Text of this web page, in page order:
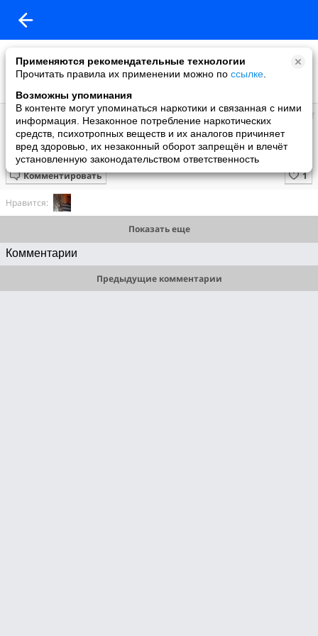
Применяются рекомендательные технологии
Прочитать правила их применении можно по ссылке
Возможны упоминания
В контенте могут упоминаться наркотики и связанная с ними
информация. Незаконное потребление наркотических
средств, психотропных веществ и их аналогов причиняет
вред здоровью, их незаконный оборот запрещён и влечёт
установленную законодательством ответственность
Лапицкий
добавил видео
22.11.2012
Здравствуй Петропавловск К Бламбаев
Комментировать
Нравится:
Показать еще
Комментарии
Предыдущие комментарии